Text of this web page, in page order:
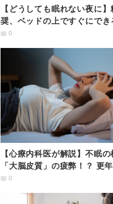
【どうしても眠れない夜に
奨、ベッドの上ですぐにでき
ニック」2選
0
【心療内科医が解説】不眠
「大脳皮質」の疲弊！？ 更
「脳」から改善する方法
0